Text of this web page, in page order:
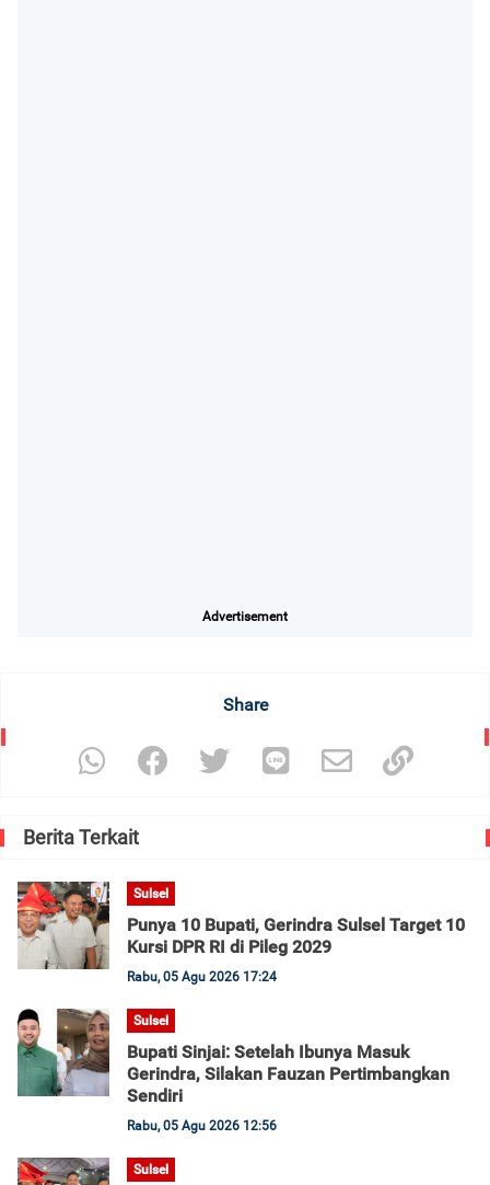
Advertisement
Share
Berita Terkait
Sulsel
Punya 10 Bupati, Gerindra Sulsel Target 10
Kursi DPR RI di Pileg 2029
Rabu, 05 Agu 2026 17:24
Sulsel
Bupati Sinjai: Setelah Ibunya Masuk
Gerindra, Silakan Fauzan Pertimbangkan
Sendiri
Rabu, 05 Agu 2026 12:56
Sulsel